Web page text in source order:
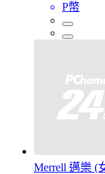
P幣
Merrell 邁樂 (